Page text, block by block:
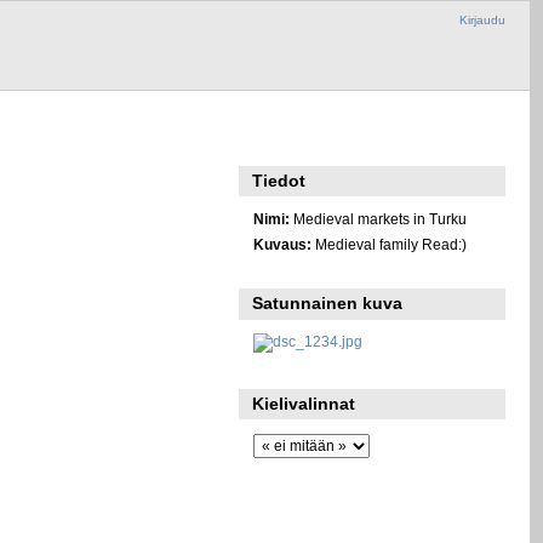
Kirjaudu
Tiedot
Nimi: Medieval markets in Turku
Kuvaus: Medieval family Read:)
Satunnainen kuva
Kielivalinnat